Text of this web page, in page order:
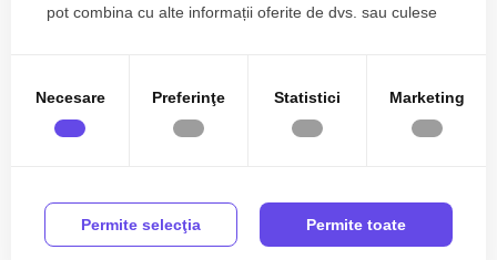
pot combina cu alte informații oferite de dvs. sau culese
Necesare Preferinţe Statistici Marketing
Permite selecţia Permite toate